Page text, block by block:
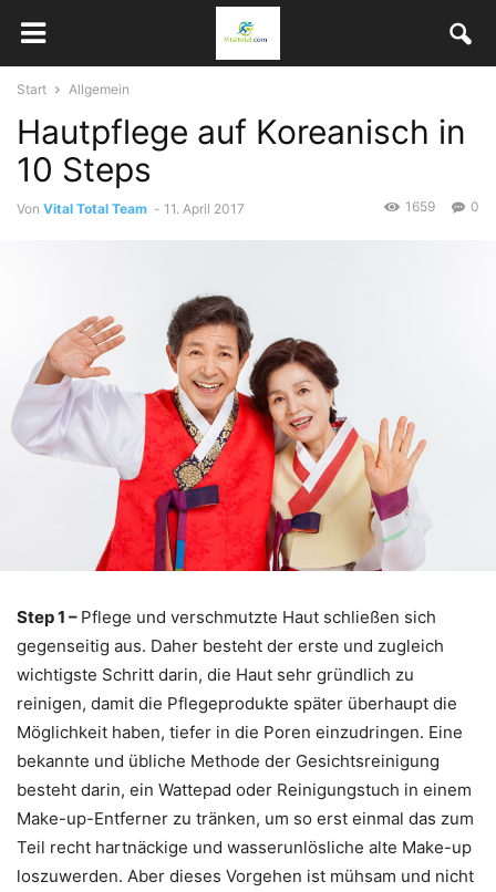
Start Allgemein
Hautpflege auf Koreanisch in
10 Steps
Von Vital Total Team - 11. April 2017 0
1659
Step 1 – Pflege und verschmutzte Haut schließen sich
gegenseitig aus. Daher besteht der erste und zugleich
wichtigste Schritt darin, die Haut sehr gründlich zu
reinigen, damit die Pflegeprodukte später überhaupt die
Möglichkeit haben, tiefer in die Poren einzudringen. Eine
bekannte und übliche Methode der Gesichtsreinigung
besteht darin, ein Wattepad oder Reinigungstuch in einem
Make-up-Entferner zu tränken, um so erst einmal das zum
Teil recht hartnäckige und wasserunlösliche alte Make-up
loszuwerden. Aber dieses Vorgehen ist mühsam und nicht